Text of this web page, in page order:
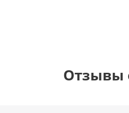
Отзывы